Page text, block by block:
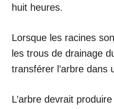
huit heures.
Lorsque les racines
les trous de drainage
transférer l’arbre dans
L’arbre devrait